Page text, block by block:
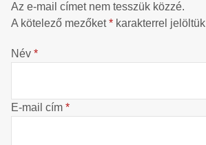
Az e-mail címet nem tesszük közzé.
A kötelező mezőket* karakterrel jelöltük
Név *
E-mail cím *